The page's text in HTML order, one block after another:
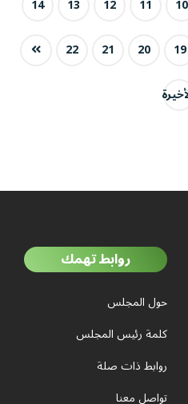
10
11
12
13
14
19
20
21
22
روابط تهمك
حول المجلس
كلمة رئيس المجلس
روابط ذات صلة
تواصل معنا